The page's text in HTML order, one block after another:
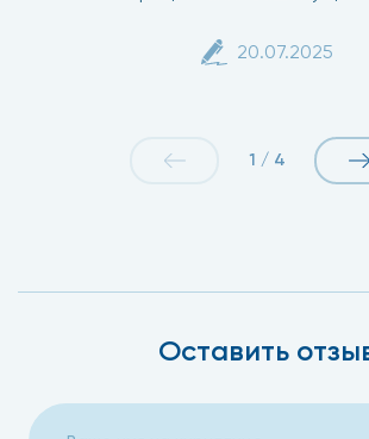
20.07.2025
1 / 4
Оставить